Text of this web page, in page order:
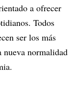
a ofrecer
Todos
ser los más
nueva normalidad